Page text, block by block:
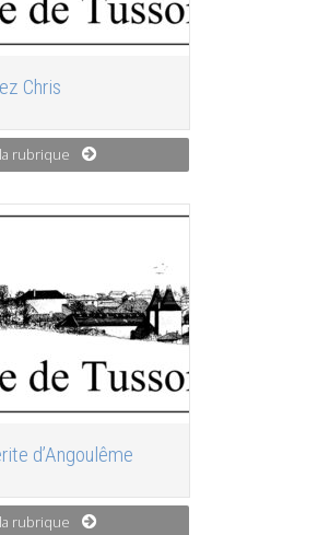
Chris
rubrique
d’Angoulême
rubrique